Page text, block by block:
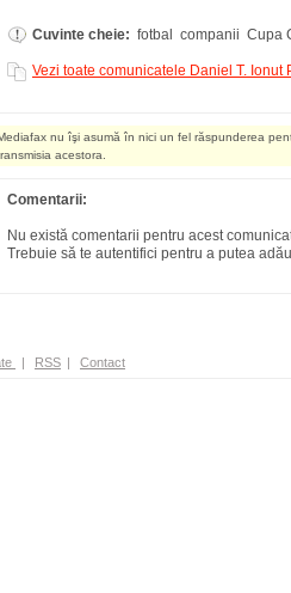
Cuvinte cheie: fotbal companii Cupa
Vezi toate comunicatele Daniel T. Ionut
nu îşi asumă în nici un fel răspunderea
acestora.
Comentarii:
Nu există comentarii pentru acest
Trebuie să te autentifici pentru a putea
| RSS | Contact